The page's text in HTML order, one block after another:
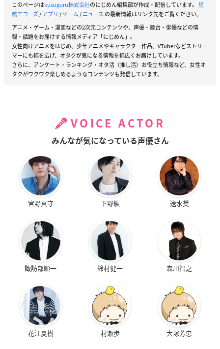
このページはkusuguru株式会社のにじめん編集部が作成・配信しています。 星
鳴エコーズ/アプリ /ゲーム/ニュース の最新情報はリンク先をご覧ください。
アニメ・ゲーム・漫画などの2次元コンテンツや、声優・舞台・俳優などの情
報・話題をお届けする情報メディア「にじめん」。
女性向けアニメをはじめ、少年アニメやキャラクター作品、VTuberなどストリー
マーにも幅を広げ、オタクが気になる情報を幅広くお届けしています。
さらに、アンケート・ランキング・オタ活（推し活）お役立ち情報など、女性オ
タクがワクワク楽しめるようなコンテンツも発信しています。
VOICE ACTOR
みんなが気になっている声優さん
宮野真守 下野紘 速水奨
諏訪部順一 鈴村健一 森川智之
花江夏樹 村瀬歩 大塚芳忠